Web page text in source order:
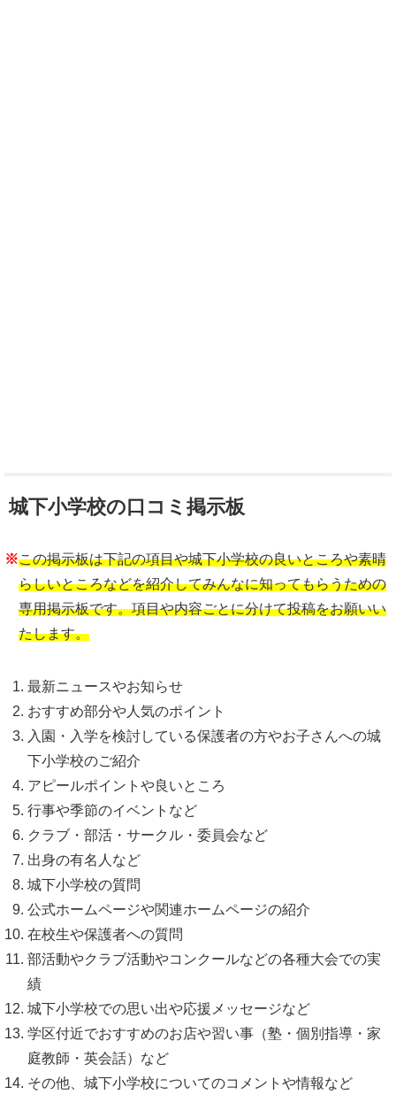
城下小学校の口コミ掲示板
※この掲示板は下記の項目や城下小学校の良いところや素晴
らしいところなどを紹介してみんなに知ってもらうための
専用掲示板です。項目や内容ごとに分けて投稿をお願いい
たします。
最新ニュースやお知らせ
おすすめ部分や人気のポイント
入園・入学を検討している保護者の方やお子さんへの城
下小学校のご紹介
アピールポイントや良いところ
行事や季節のイベントなど
クラブ・部活・サークル・委員会など
出身の有名人など
城下小学校の質問
公式ホームページや関連ホームページの紹介
在校生や保護者への質問
部活動やクラブ活動やコンクールなどの各種大会での実
績
城下小学校での思い出や応援メッセージなど
学区付近でおすすめのお店や習い事（塾・個別指導・家
庭教師・英会話）など
その他、城下小学校についてのコメントや情報など